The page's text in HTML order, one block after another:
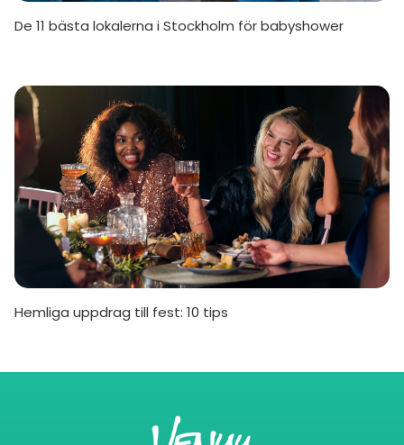
De 11 bästa lokalerna i Stockholm för babyshower
Hemliga uppdrag till fest: 10 tips